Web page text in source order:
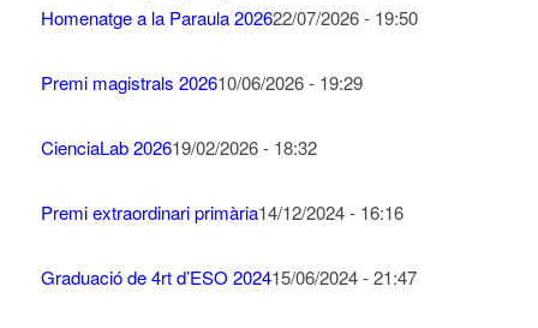
Homenatge a la Paraula 202622/07/2026 - 19:50
Premi magistrals 202610/06/2026 - 19:29
CienciaLab 202619/02/2026 - 18:32
Premi extraordinari primària14/12/2024 - 16:16
Graduació de 4rt d’ESO 202415/06/2024 - 21:47